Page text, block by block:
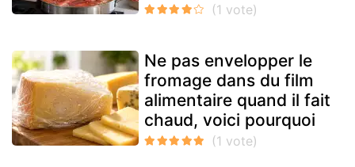
Ne pas envelopper le
fromage dans du film
alimentaire quand il fait
chaud, voici pourquoi